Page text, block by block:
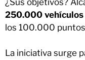
250.000 vehículos
los 100.000
La iniciativa surge